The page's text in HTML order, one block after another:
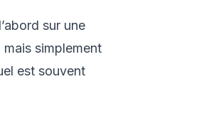
sur une
simplement
est souvent